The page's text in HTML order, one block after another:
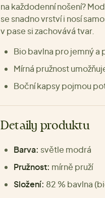
na každodenní nošení?
se snadno vrství i nosí
v pase si zachovává tvar.
Bio bavlna pro jemný a
Mírná pružnost
Boční kapsy pojmou
Detaily produktu
Barva: světle modrá
Pružnost: mírně pruží
Složení: 82 % bavlna